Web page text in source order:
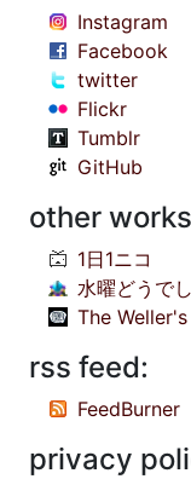
Instagram
Facebook
twitter
Flickr
Tumblr
GitHub
other
1日1ニコ
水曜どうで
The
rss feed:
FeedBurner
privacy